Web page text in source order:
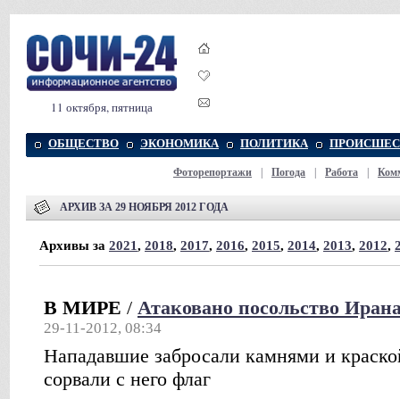
11 октября, пятница
ОБЩЕСТВО ЭКОНОМИКА ПОЛИТИКА
Фоторепортажи Погода Работа
АРХИВ ЗА 29 НОЯБРЯ 2012 ГОДА
Архивы за 2021, 2018, 2017, 2016, 2015, 2014, 2013, 2012,
В МИРЕ / Атаковано посольство
29-11-2012, 08:34
Нападавшие забросали камнями и
сорвали с него флаг